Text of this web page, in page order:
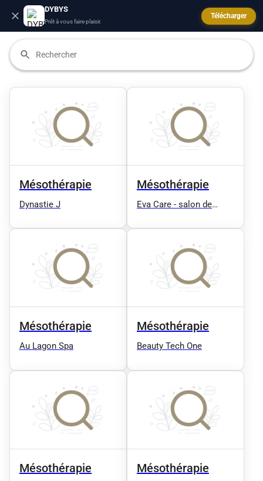
DYBYS
Prêt à vous faire plaisir.
Télécharger
Mésothérapie
Dynastie J
Mésothérapie
Eva Care - salon de
esthétique
Mésothérapie
Au Lagon Spa
Mésothérapie
Beauty Tech One
Mésothérapie Mésothérapie